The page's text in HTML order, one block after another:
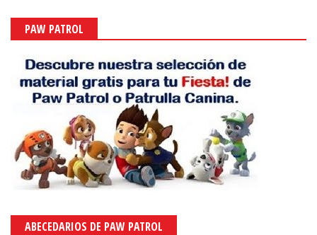
PAW PATROL
ABECEDARIOS DE PAW PATROL